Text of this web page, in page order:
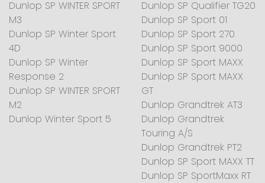
Dunlop SP WINTER SPORT
M3
Dunlop SP Winter Sport
4D
Dunlop SP Winter
Response 2
Dunlop SP WINTER SPORT
M2
Dunlop Winter Sport 5
Dunlop SP Qualifier TG20
Dunlop SP Sport 01
Dunlop SP Sport 270
Dunlop SP Sport 9000
Dunlop SP Sport MAXX
Dunlop SP Sport MAXX
GT
Dunlop Grandtrek AT3
Dunlop Grandtrek
Touring A/S
Dunlop Grandtrek PT2
Dunlop SP Sport MAXX TT
Dunlop SP SportMaxx RT